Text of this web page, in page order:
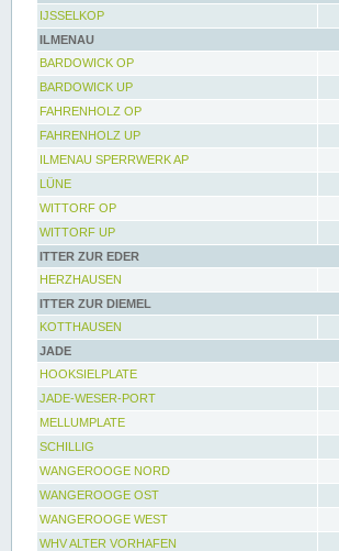
IJSSELKOP
ILMENAU
BARDOWICK OP
BARDOWICK UP
FAHRENHOLZ OP
FAHRENHOLZ UP
ILMENAU SPERRWERK AP
LÜNE
WITTORF OP
WITTORF UP
ITTER ZUR EDER
HERZHAUSEN
ITTER ZUR DIEMEL
KOTTHAUSEN
JADE
HOOKSIELPLATE
JADE-WESER-PORT
MELLUMPLATE
SCHILLIG
WANGEROOGE NORD
WANGEROOGE OST
WANGEROOGE WEST
WHV ALTER VORHAFEN